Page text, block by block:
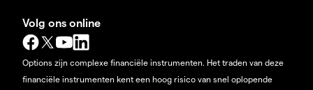
Volg ons online
Options zijn complexe financiële instrumenten. Het traden van deze
financiële instrumenten kent een hoog risico van snel oplopende